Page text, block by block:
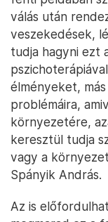
válás után
veszekedések,
tudja hagyni ezt
élményeket,
problémáira,
környezetére,
keresztül tudja
vagy a
Spányik András.
Az is